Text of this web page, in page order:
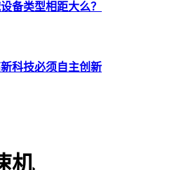
备类型相距大么？
科技必须自主创新
机